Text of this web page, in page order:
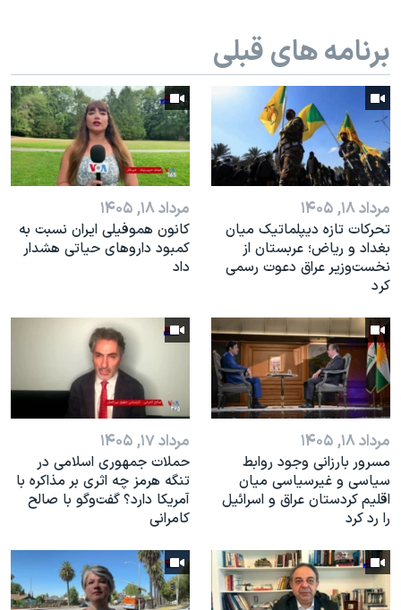
نرگس محمدی برنده جایزه نوبل صلح
همایش محافظه‌کاران آمریکا «سی‌پک»
صفحه‌های ویژه
سفر پرزیدنت ترامپ به چین
برنامه های قبلی
مرداد ۱۸, ۱۴۰۵
تحرکات تازه دیپلماتیک میان
بغداد و ریاض؛ عربستان از
نخست‌وزیر عراق دعوت رسمی
کرد
مرداد ۱۸, ۱۴۰۵
کانون هموفیلی ایران نسبت به
کمبود داروهای حیاتی هشدار
داد
مرداد ۱۸, ۱۴۰۵
مسرور بارزانی وجود روابط
سیاسی و غیرسیاسی میان
اقلیم کردستان عراق و اسرائيل
را رد کرد
مرداد ۱۷, ۱۴۰۵
حملات جمهوری اسلامی در
تنگه هرمز چه اثری بر مذاکره با
آمریکا دارد؟ گفت‌وگو با صالح
کامرانی